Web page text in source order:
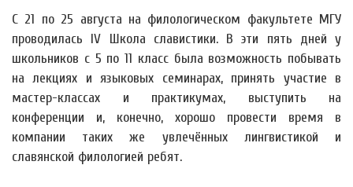
С 21 по 25 августа на филологическом факультете МГУ
проводилась IV Школа славистики. В эти пять дней у
школьников с 5 по 11 класс была возможность побывать
на лекциях и языковых семинарах, принять участие в
мастер-классах и практикумах, выступить на
конференции и, конечно, хорошо провести время в
компании таких же увлечённых лингвистикой и
славянской филологией ребят.